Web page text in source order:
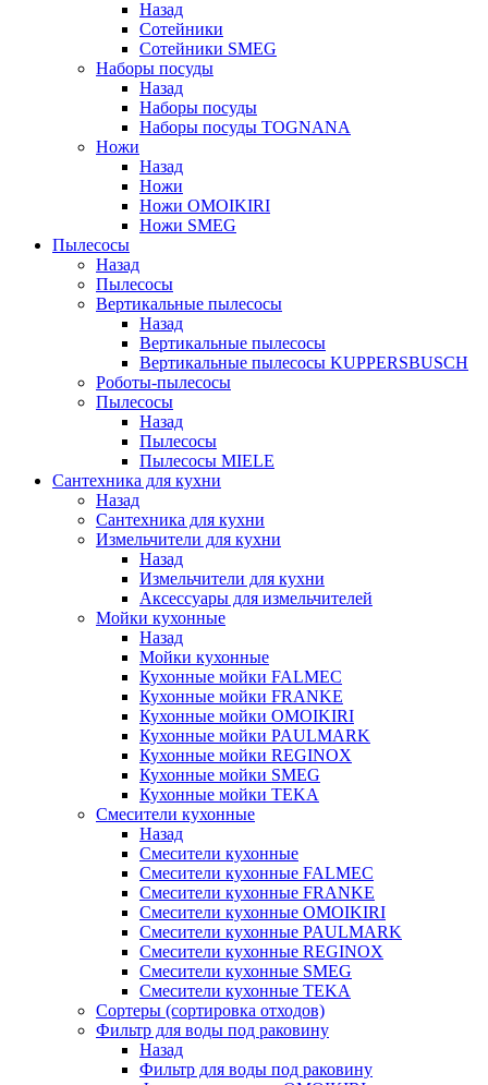
Назад
Сотейники
Сотейники SMEG
Наборы посуды
Назад
Наборы посуды
Наборы посуды TOGNANA
Ножи
Назад
Ножи
Ножи OMOIKIRI
Ножи SMEG
Пылесосы
Назад
Пылесосы
Вертикальные пылесосы
Назад
Вертикальные пылесосы
Вертикальные пылесосы KUPPERSBUSCH
Роботы-пылесосы
Пылесосы
Назад
Пылесосы
Пылесосы MIELE
Сантехника для кухни
Назад
Сантехника для кухни
Измельчители для кухни
Назад
Измельчители для кухни
Аксессуары для измельчителей
Мойки кухонные
Назад
Мойки кухонные
Кухонные мойки FALMEC
Кухонные мойки FRANKE
Кухонные мойки OMOIKIRI
Кухонные мойки PAULMARK
Кухонные мойки REGINOX
Кухонные мойки SMEG
Кухонные мойки TEKA
Смесители кухонные
Назад
Смесители кухонные
Смесители кухонные FALMEC
Смесители кухонные FRANKE
Смесители кухонные OMOIKIRI
Смесители кухонные PAULMARK
Смесители кухонные REGINOX
Смесители кухонные SMEG
Смесители кухонные TEKA
Сортеры (сортировка отходов)
Фильтр для воды под раковину
Назад
Фильтр для воды под раковину